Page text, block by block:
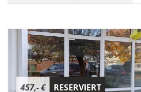
457,- € RESERVIERT